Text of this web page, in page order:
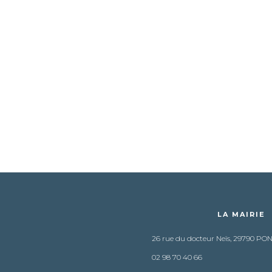
LA MAIRIE
26 rue du docteur Neïs, 29790
02 98 70 40 66